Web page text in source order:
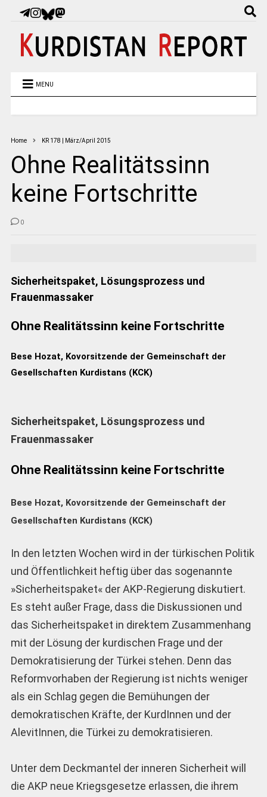
MENU
Home KR 178 | März/April 2015
Ohne Realitätssinn
keine Fortschritte
0
Sicherheitspaket, Lösungsprozess und
Frauenmassaker
Ohne Realitätssinn keine Fortschritte
Bese Hozat, Kovorsitzende der Gemeinschaft der
Gesellschaften Kurdistans (KCK)
Sicherheitspaket, Lösungsprozess und
Frauenmassaker
Ohne Realitätssinn keine Fortschritte
Bese Hozat, Kovorsitzende der Gemeinschaft der
Gesellschaften Kurdistans (KCK)
In den letzten Wochen wird in der türkischen Politik
und Öffentlichkeit heftig über das sogenannte
»Sicherheitspaket« der AKP-Regierung diskutiert.
Es steht außer Frage, dass die Diskussionen und
das Sicherheitspaket in direktem Zusammenhang
mit der Lösung der kurdischen Frage und der
Demokratisierung der Türkei stehen. Denn das
Reformvorhaben der Regierung ist nichts weniger
als ein Schlag gegen die Bemühungen der
demokratischen Kräfte, der KurdInnen und der
AlevitInnen, die Türkei zu demokratisieren.
Unter dem Deckmantel der inneren Sicherheit will
die AKP neue Kriegsgesetze erlassen, die ihrem